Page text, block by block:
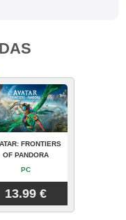
FRONTIERS
OF PANDORA
PC
13.99 €